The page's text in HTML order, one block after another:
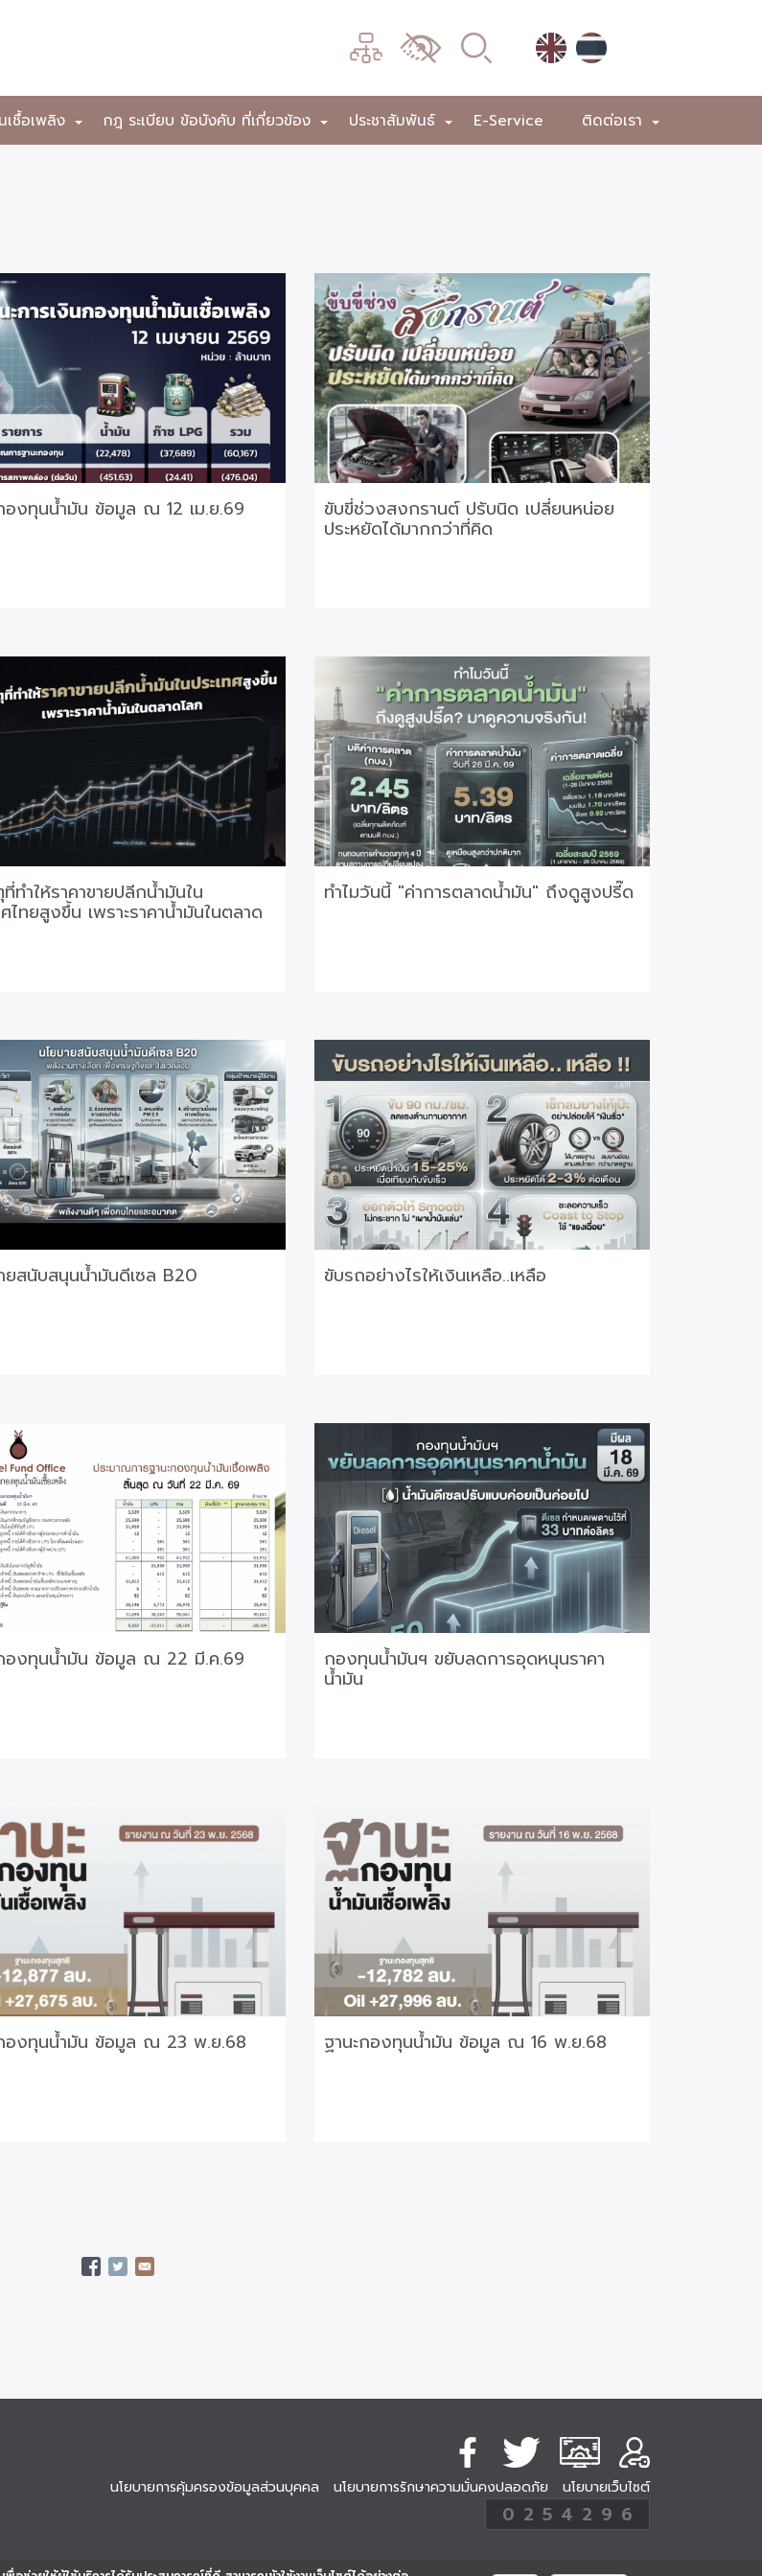
เมนู
เปลี่ยน
ผล
+
ชื้อเพลิง +
กฎ ระเบียบ ข้อบังคับ ที่เกี่ยวข้อง +
ประชาสัมพันธ์ E-Service +
ติดต่อเรา
องทุนน้ำมัน ข้อมูล ณ 12 เม.ย.69 ขับขี่ช่วงสงกรานต์ ปรับนิด เปลี่ยนหน่อย
ประหยัดได้มากกว่าที่คิด
ที่ทำให้ราคาขายปลีกน้ำมันใน
ศไทยสูงขึ้น เพราะราคาน้ำมันในตลาด
ทำไมวันนี้ "ค่าการตลาดน้ำมัน" ถึงดูสูงปรี๊ด
ยสนับสนุนน้ำมันดีเซล B20 ขับรถอย่างไรให้เงินเหลือ..เหลือ
องทุนน้ำมัน ข้อมูล ณ 22 มี.ค.69 กองทุนน้ำมันฯ ขยับลดการอุดหนุนราคา
น้ำมัน
องทุนน้ำมัน ข้อมูล ณ 23 พ.ย.68 ฐานะกองทุนน้ำมัน ข้อมูล ณ 16 พ.ย.68
นโยบายการคุ้มครองข้อมูลส่วนบุคคล นโยบายการรักษาความมั่นคงปลอดภัย นโยบายเว็บไซต์
254296
ครั้ง
0 2 5 4 2 9 6